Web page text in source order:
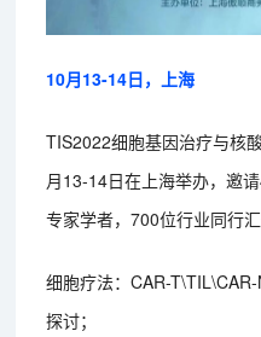
10月13-14日，上海
TIS2022细胞基因治疗与核
月13-14日在上海举办，邀
专家学者，700位行业同行
细胞疗法：CAR-
探讨；